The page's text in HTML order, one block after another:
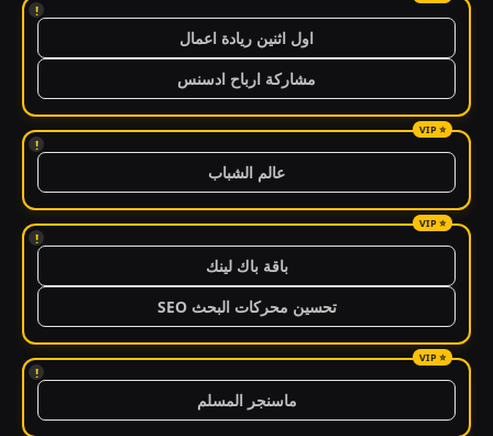
!
اول اثنين ريادة اعمال
مشاركة ارباح ادسنس
!
عالم الشباب
!
باقة باك لينك
تحسين محركات البحث SEO
!
ماسنجر المسلم